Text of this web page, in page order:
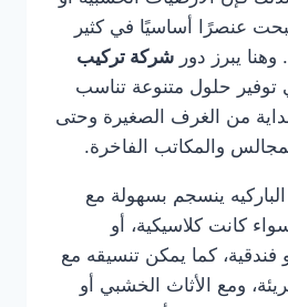
عنصرًا أساسيًا في كثير
يبرز دور شركة تركيب
توفير حلول متنوعة تناسب
من الغرف الصغيرة وحتى
والمكاتب الفاخرة.
ينسجم بسهولة مع
كانت كلاسيكية، أو
فندقية، كما يمكن تنسيقه مع
ومع الأثاث الخشبي أو